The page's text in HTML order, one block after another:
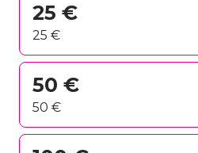
25 €
25 €
50 €
50 €